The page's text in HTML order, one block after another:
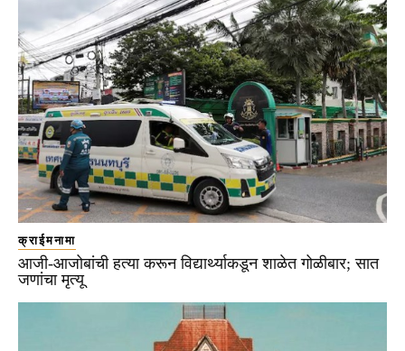
क्राईमनामा
आजी-आजोबांची हत्या करून विद्यार्थ्याकडून शाळेत गोळीबार; सात
जणांचा मृत्यू